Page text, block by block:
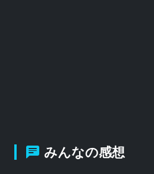
みんなの感想